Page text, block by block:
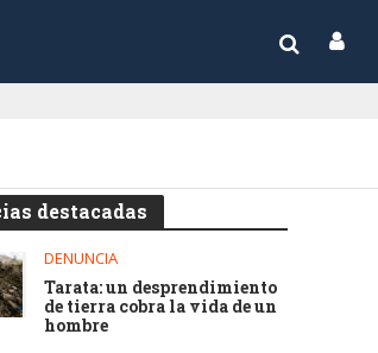
destacadas
DENUNCIA
Tarata: un desprendimiento
de tierra cobra la vida de un
hombre